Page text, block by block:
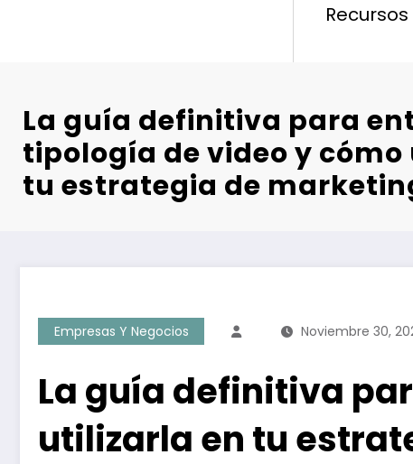
La guía definitiva para
tipología de video y
tu estrategia de
Empresas Y Negocios Noviembre 30,
La guía definitiva
utilizarla en tu